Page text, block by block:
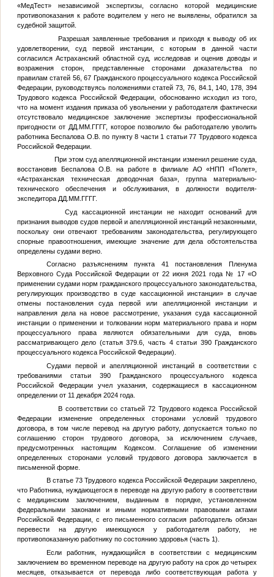
«МедТест» независимой экспертизы, согласно которой медицинские
противопоказания к работе водителем у него не выявлены, обратился за
судебной защитой.
Разрешая заявленные требования и приходя к выводу об их
удовлетворении, суд первой инстанции, с которым в данной части
согласился Астраханский областной суд, исследовав и оценив доводы и
возражения сторон, представленные сторонами доказательства по
правилам статей 56, 67 Гражданского процессуального кодекса Российской
Федерации, руководствуясь положениями статей 73, 76, 84.1, 140, 178, 394
Трудового кодекса Российской Федерации, обоснованно исходил из того,
что на момент издания приказа об увольнении у работодателя фактически
отсутствовало медицинское заключение экспертизы профессиональной
пригодности от ДД.ММ.ГГГГ, которое позволило бы работодателю уволить
работника Беспалова О.В. по пункту 8 части 1 статьи 77 Трудового кодекса
Российской Федерации.
При этом суд апелляционной инстанции изменил решение суда,
восстановив Беспалова О.В. на работе в филиале АО «НПП «Полет»,
«Астраханская техническая доводочная база», группа материально-
технического обеспечения и обслуживания, в должности водителя-
экспедитора ДД.ММ.ГГГГ.
Суд кассационной инстанции не находит оснований для
признания выводов судов первой и апелляционной инстанций незаконными,
поскольку они отвечают требованиям законодательства, регулирующего
спорные правоотношения, имеющие значение для дела обстоятельства
определены судами верно.
Согласно разъяснениям пункта 41 постановления Пленума
Верховного Суда Российской Федерации от 22 июня 2021 года № 17 «О
применении судами норм гражданского процессуального законодательства,
регулирующих производство в суде кассационной инстанции» в случае
отмены постановления суда первой или апелляционной инстанции и
направления дела на новое рассмотрение, указания суда кассационной
инстанции о применении и толковании норм материального права и норм
процессуального права являются обязательными для суда, вновь
рассматривающего дело (статья 379.6, часть 4 статьи 390 Гражданского
процессуального кодекса Российской Федерации).
Судами первой и апелляционной инстанций в соответствии с
требованиями статьи 390 Гражданского процессуального кодекса
Российской Федерации учел указания, содержащиеся в кассационном
определении от 11 декабря 2024 года.
В соответствии со статьей 72 Трудового кодекса Российской
Федерации изменение определенных сторонами условий трудового
договора, в том числе перевод на другую работу, допускается только по
соглашению сторон трудового договора, за исключением случаев,
предусмотренных настоящим Кодексом. Соглашение об изменении
определенных сторонами условий трудового договора заключается в
письменной форме.
В статье 73 Трудового кодекса Российской Федерации закреплено,
что Работника, нуждающегося в переводе на другую работу в соответствии
с медицинским заключением, выданным в порядке, установленном
федеральными законами и иными нормативными правовыми актами
Российской Федерации, с его письменного согласия работодатель обязан
перевести на другую имеющуюся у работодателя работу, не
противопоказанную работнику по состоянию здоровья (часть 1).
Если работник, нуждающийся в соответствии с медицинским
заключением во временном переводе на другую работу на срок до четырех
месяцев, отказывается от перевода либо соответствующая работа у